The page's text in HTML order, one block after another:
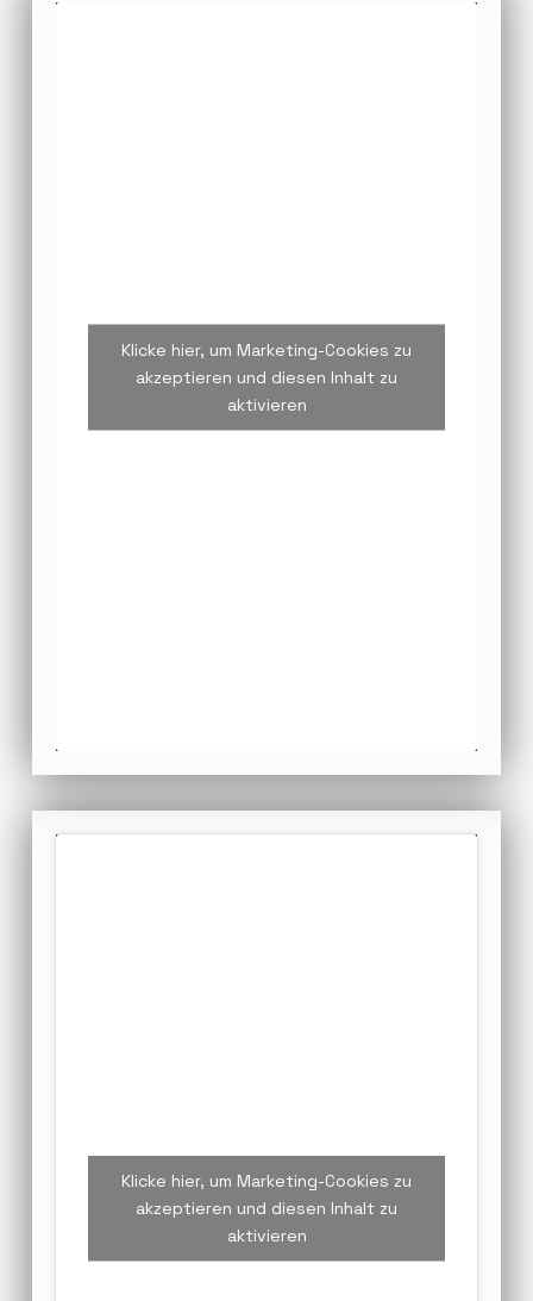
Klicke hier, um Marketing-Cookies zu
akzeptieren und diesen Inhalt zu
aktivieren
Klicke hier, um Marketing-Cookies zu
akzeptieren und diesen Inhalt zu
aktivieren